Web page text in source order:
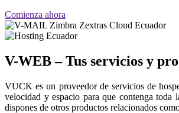
Comienza ahora
V-WEB – Tus servicios y
VUCK es un proveedor de servicios de
velocidad y espacio para que contenga toda
dispones de otros productos relacionados